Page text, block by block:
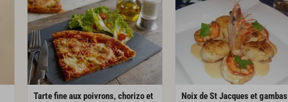
Tarte fine aux poivrons, chorizo et
Noix de St Jacques et gambas